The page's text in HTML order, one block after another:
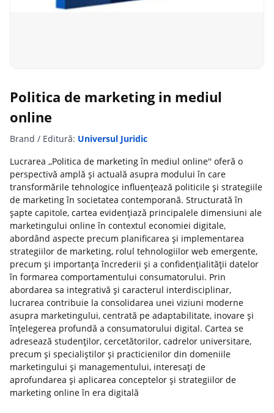
Politica de marketing in mediul
online
Brand / Editură: Universul Juridic
Lucrarea ,,Politica de marketing în mediul online'' oferă o
perspectivă amplă și actuală asupra modului în care
transformările tehnologice influențează politicile și strategiile
de marketing în societatea contemporană. Structurată în
șapte capitole, cartea evidențiază principalele dimensiuni ale
marketingului online în contextul economiei digitale,
abordând aspecte precum planificarea și implementarea
strategiilor de marketing, rolul tehnologiilor web emergente,
precum și importanța încrederii și a confidențialității datelor
în formarea comportamentului consumatorului. Prin
abordarea sa integrativă și caracterul interdisciplinar,
lucrarea contribuie la consolidarea unei viziuni moderne
asupra marketingului, centrată pe adaptabilitate, inovare și
înțelegerea profundă a consumatorului digital. Cartea se
adresează studenților, cercetătorilor, cadrelor universitare,
precum și specialiștilor și practicienilor din domeniile
marketingului și managementului, interesați de
aprofundarea și aplicarea conceptelor și strategiilor de
marketing online în era digitală